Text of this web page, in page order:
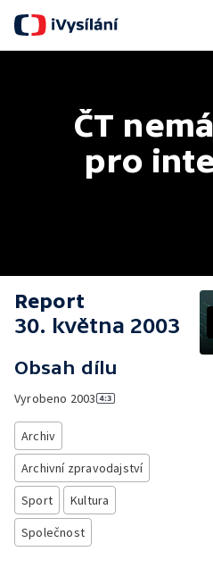
ČT
pro
Report
30. května 2003
Obsah dílu
Vyrobeno 2003
Archiv
Archivní zpravodajství
Sport
Kultura
Společnost